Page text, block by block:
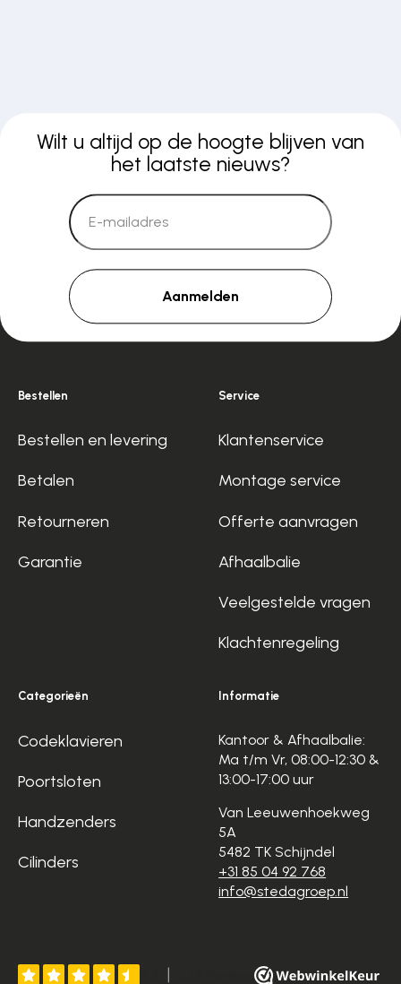
Wilt u altijd op de hoogte blijven van
het laatste nieuws?
Aanmelden
Bestellen
Bestellen en levering
Betalen
Retourneren
Garantie
Service
Klantenservice
Montage service
Offerte aanvragen
Afhaalbalie
Veelgestelde vragen
Klachtenregeling
Categorieën
Codeklavieren
Poortsloten
Handzenders
Cilinders
Informatie
Kantoor & Afhaalbalie:
Ma t/m Vr, 08:00-12:30 &
13:00-17:00 uur
Van Leeuwenhoekweg
5A
5482 TK Schijndel
+31 85 04 92 768
info@stedagroep.nl